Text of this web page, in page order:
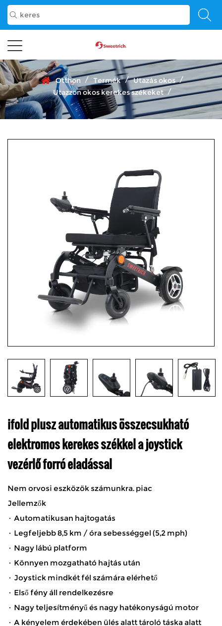
Otthon / Termék / Utazás okos /
Utazzon okos kerekes székeket /
ifold plusz automatikus összecsukható
elektromos kerekes székkel a joystick
vezérlő forró eladással
Nem orvosi eszközök számunkra. piac
Jellemzők
· Automatikusan hajtogatás
· Legfeljebb 8,5 km / óra sebességgel (5,2 mph)
· Nagy lábú platform
· Könnyen mozgatható hajtás után
· Joystick mindkét fél számára elérhető
· Első fény áll rendelkezésre
· Nagy teljesítményű és nagy hatékonyságú motor
· A kényelem érdekében ülés alatt tároló táska alatt